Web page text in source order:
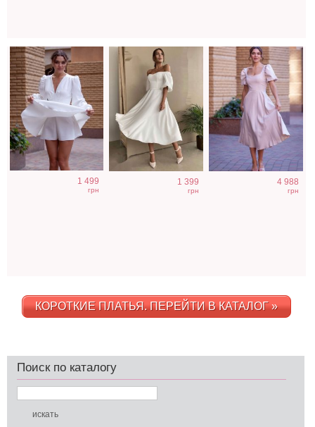
1 499
грн
1 399
грн
4 988
грн
КОРОТКИЕ ПЛАТЬЯ. ПЕРЕЙТИ В КАТАЛОГ »
Поиск по каталогу